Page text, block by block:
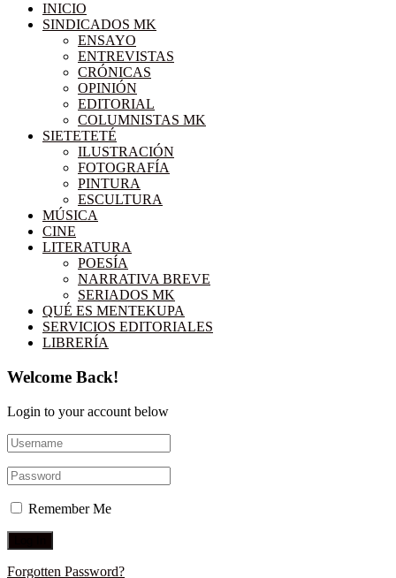
INICIO
SINDICADOS MK
ENSAYO
ENTREVISTAS
CRÓNICAS
OPINIÓN
EDITORIAL
COLUMNISTAS MK
SIETETETÉ
ILUSTRACIÓN
FOTOGRAFÍA
PINTURA
ESCULTURA
MÚSICA
CINE
LITERATURA
POESÍA
NARRATIVA BREVE
SERIADOS MK
QUÉ ES MENTEKUPA
SERVICIOS EDITORIALES
LIBRERÍA
Welcome Back!
Login to your account below
Remember Me
Forgotten Password?